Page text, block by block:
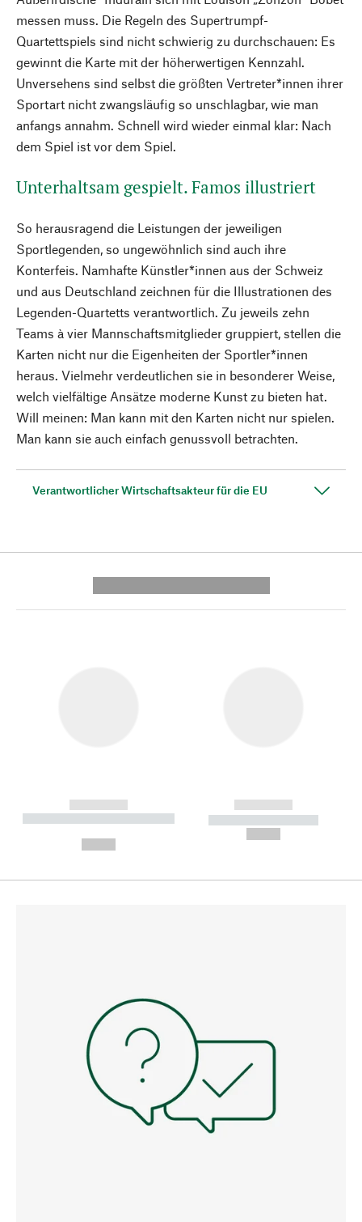
messen muss. Die Regeln des Supertrumpf-
Quartettspiels sind nicht schwierig zu durchschauen: Es
gewinnt die Karte mit der höherwertigen Kennzahl.
Unversehens sind selbst die größten Vertreter*innen ihrer
Sportart nicht zwangsläufig so unschlagbar, wie man
anfangs annahm. Schnell wird wieder einmal klar: Nach
dem Spiel ist vor dem Spiel.
Unterhaltsam gespielt. Famos illustriert
So herausragend die Leistungen der jeweiligen
Sportlegenden, so ungewöhnlich sind auch ihre
Konterfeis. Namhafte Künstler*innen aus der Schweiz
und aus Deutschland zeichnen für die Illustrationen des
Legenden-Quartetts verantwortlich. Zu jeweils zehn
Teams à vier Mannschaftsmitglieder gruppiert, stellen die
Karten nicht nur die Eigenheiten der Sportler*innen
heraus. Vielmehr verdeutlichen sie in besonderer Weise,
welch vielfältige Ansätze moderne Kunst zu bieten hat.
Will meinen: Man kann mit den Karten nicht nur spielen.
Man kann sie auch einfach genussvoll betrachten.
Verantwortlicher Wirtschaftsakteur für die EU
------------
----------- ----------- --------
------------
----------- -----------